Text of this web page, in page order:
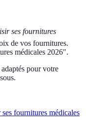
ses fournitures
de vos fournitures.
médicales 2026".
pour votre
fournitures médicales